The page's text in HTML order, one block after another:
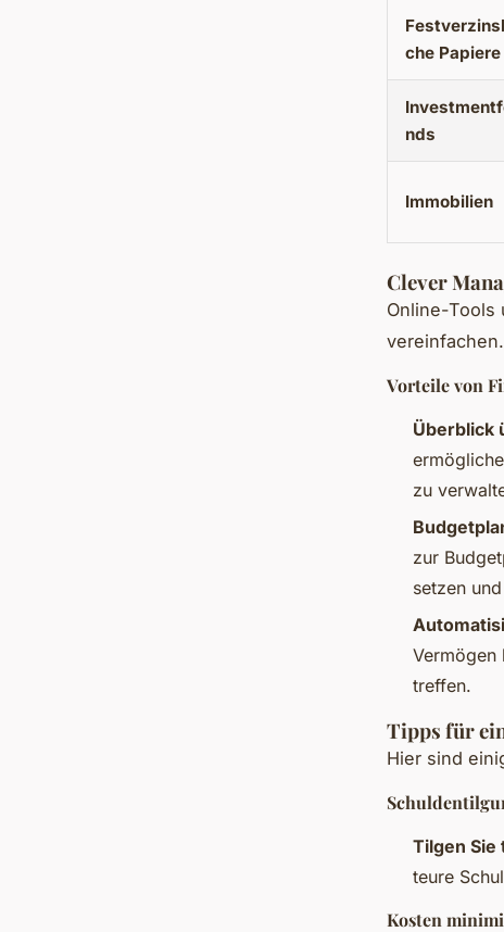
che Papiere
nds
Immobilien
Clever
Online-Tools
vereinfachen.
Vorteile von
Überblick
zu
zur
setzen
Vermögen
treffen.
Tipps für
Hier sind
Tilgen Sie
teure
Kosten